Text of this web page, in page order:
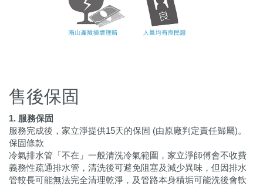
售後保固
1. 服務保固
服務完成後，家立淨提供15天的保固 (由原廠判定責任歸屬)。
保固條款
冷氣排水管「不在」一般清洗冷氣範圍，家立淨師傅會不收費
義務性疏通排水管，清洗後可避免阻塞及減少異味，但因排水
管較長可能無法完全清理乾淨，及管路本身積垢可能洗後會軟